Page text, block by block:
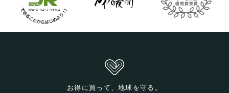
お得に買って、地球を守る。